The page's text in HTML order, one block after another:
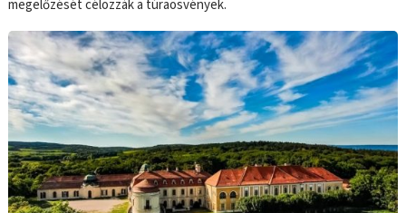
megelőzését célozzák a túraösvények.